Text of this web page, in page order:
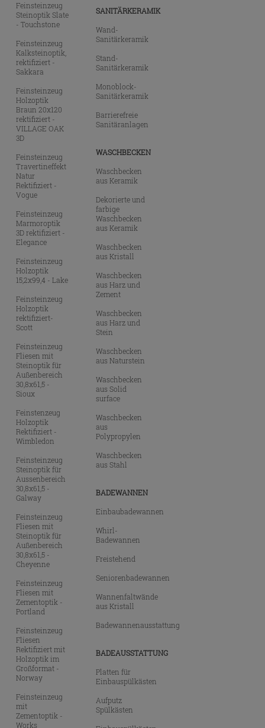
Feinsteinzeug
Steinoptik Slate
- Touchstone
Feinsteinzeug
Kalksteinoptik,
rektifiziert -
Sakkara
Feinsteinzeug
Holzoptik
Braun 20x120
rektifiziert -
VILLAGE OAK
3D
Feinsteinzeug
Travertineffekt
Natur
Rektifiziert -
Vogue
Feinsteinzeug
Marmoroptik
3D rektifiziert -
Elegance
Feinsteinzeug
Holzoptik
15,2x99,4 - Lake
Feinsteinzeug
Holzoptik
rektifiziert-
Scott
Feinsteinzeug
Fliesen mit
Steinoptik für
Außenbereich
30,8x61,5 -
Sioux
Feinstenzeug
Holzoptik
Rektifiziert -
Wimbledon
Feinsteinzeug
Steinoptik für
Aussenbereich
30,8x61,5 -
Galway
Feinsteinzeug
Fliesen mit
Steinoptik für
Außenbereich
30,8x61,5 -
Cheyenne
Feinsteinzeug
Fliesen mit
Zementoptik -
Portland
Feinsteinzeug
Fliesen
Rektifiziert mit
Holzoptik im
Großformat -
Norway
Feinsteinzeug
mit
Zementoptik -
Works
SANITÄRKERAMIK
Wand-
Sanitärkeramik
Stand-
Sanitärkeramik
Monoblock-
Sanitärkeramik
Barrierefreie
Sanitäranlagen
WASCHBECKEN
Waschbecken
aus Keramik
Dekorierte und
farbige
Waschbecken
aus Keramik
Waschbecken
aus Kristall
Waschbecken
aus Harz und
Zement
Waschbecken
aus Harz und
Stein
Waschbecken
aus Naturstein
Waschbecken
aus Solid
surface
Waschbecken
aus
Polypropylen
Waschbecken
aus Stahl
BADEWANNEN
Einbaubadewannen
Whirl-
Badewannen
Freistehend
Seniorenbadewannen
Wannenfaltwände
aus Kristall
Badewannenausstattung
BADEAUSSTATTUNG
Platten für
Einbauspülkästen
Aufputz
Spülkästen